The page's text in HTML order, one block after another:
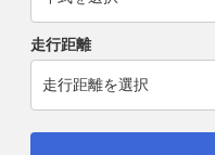
走行距離